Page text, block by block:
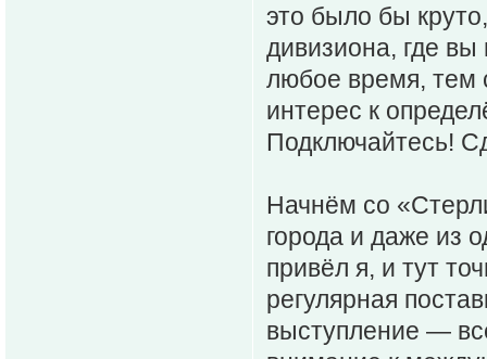
это было бы
дивизиона, где
любое время, тем
интерес к
Подключайтесь!
Начнём со
города и даже из
привёл я, и тут
регулярная
выступление —